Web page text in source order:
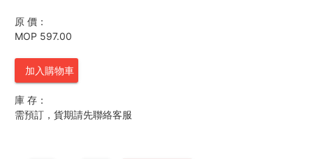
原 價：
MOP 597.00
加入購物車
庫 存：
需預訂，貨期請先聯絡客服